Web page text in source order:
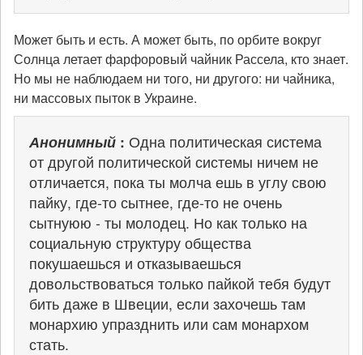
Может быть и есть. А может быть, по орбите вокруг
Солнца летает фарфоровый чайник Рассела, кто знает.
Но мы не наблюдаем ни того, ни другого: ни чайника,
ни массовых пыток в Украине.
Анонимный: Одна политическая система
от другой политической системы ничем не
отличается, пока ты молча ешь в углу свою
пайку, где-то сытнее, где-то не очень
сытнуюю - ты молодец. Но как только на
социальную структуру общества
покушаешься и отказываешься
довольствоваться только пайкой тебя будут
бить даже в Швеции, если захочешь там
монархию упразднить или сам монархом
стать.